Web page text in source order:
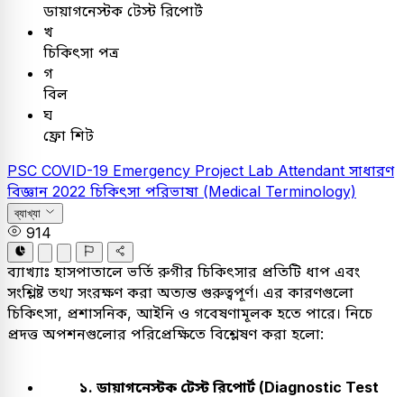
ডায়াগনেস্টক টেস্ট রিপোর্ট
খ
চিকিৎসা পত্র
গ
বিল
ঘ
ফ্রো শিট
PSC COVID-19 Emergency Project Lab Attendant সাধারণ
বিজ্ঞান 2022 চিকিৎসা পরিভাষা (Medical Terminology)
ব্যাখ্যা
914
ব্যাখ্যাঃ হাসপাতালে ভর্তি রুগীর চিকিৎসার প্রতিটি ধাপ এবং
সংশ্লিষ্ট তথ্য সংরক্ষণ করা অত্যন্ত গুরুত্বপূর্ণ। এর কারণগুলো
চিকিৎসা, প্রশাসনিক, আইনি ও গবেষণামূলক হতে পারে। নিচে
প্রদত্ত অপশনগুলোর পরিপ্রেক্ষিতে বিশ্লেষণ করা হলো:
১. ডায়াগনেস্টক টেস্ট রিপোর্ট (Diagnostic Test